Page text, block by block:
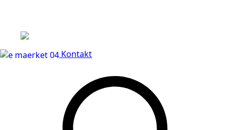
Kontakt